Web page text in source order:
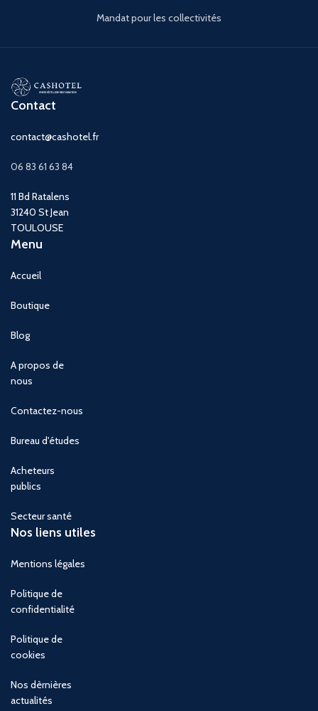
Mandat pour les collectivités
Contact
contact@cashotel.fr
06 83 61 63 84
11 Bd Ratalens
31240 St Jean
TOULOUSE
Menu
Accueil
Boutique
Blog
A propos de
nous
Contactez-nous
Bureau d'études
Acheteurs
publics
Secteur santé
Nos liens utiles
Mentions légales
Politique de
confidentialité
Politique de
cookies
Nos dèrnières
actualités